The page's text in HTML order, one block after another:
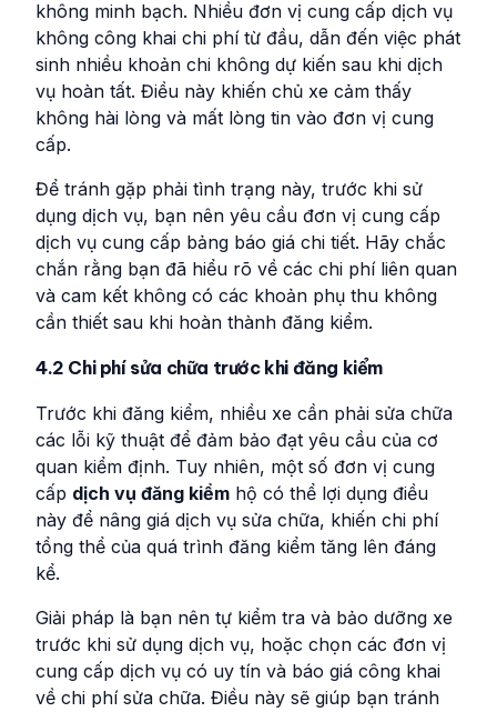
không minh bạch. Nhiều đơn vị cung cấp dịch vụ
không công khai chi phí từ đầu, dẫn đến việc phát
sinh nhiều khoản chi không dự kiến sau khi dịch
vụ hoàn tất. Điều này khiến chủ xe cảm thấy
không hài lòng và mất lòng tin vào đơn vị cung
cấp.
Để tránh gặp phải tình trạng này, trước khi sử
dụng dịch vụ, bạn nên yêu cầu đơn vị cung cấp
dịch vụ cung cấp bảng báo giá chi tiết. Hãy chắc
chắn rằng bạn đã hiểu rõ về các chi phí liên quan
và cam kết không có các khoản phụ thu không
cần thiết sau khi hoàn thành đăng kiểm.
4.2 Chi phí sửa chữa trước khi đăng kiểm
Trước khi đăng kiểm, nhiều xe cần phải sửa chữa
các lỗi kỹ thuật để đảm bảo đạt yêu cầu của cơ
quan kiểm định. Tuy nhiên, một số đơn vị cung
cấp dịch vụ đăng kiểm hộ có thể lợi dụng điều
này để nâng giá dịch vụ sửa chữa, khiến chi phí
tổng thể của quá trình đăng kiểm tăng lên đáng
kể.
Giải pháp là bạn nên tự kiểm tra và bảo dưỡng xe
trước khi sử dụng dịch vụ, hoặc chọn các đơn vị
cung cấp dịch vụ có uy tín và báo giá công khai
về chi phí sửa chữa. Điều này sẽ giúp bạn tránh